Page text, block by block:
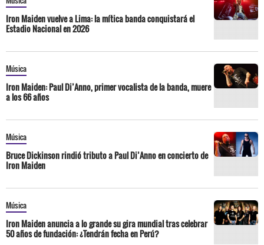
Iron Maiden vuelve a Lima: la mítica banda conquistará el
Estadio Nacional en 2026
Música
Iron Maiden: Paul Di’Anno, primer vocalista de la banda, muere
a los 66 años
Música
Bruce Dickinson rindió tributo a Paul Di’Anno en concierto de
Iron Maiden
Música
Iron Maiden anuncia a lo grande su gira mundial tras celebrar
50 años de fundación: ¿Tendrán fecha en Perú?